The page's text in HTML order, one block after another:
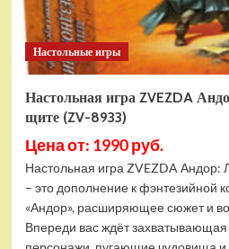
Настольные игры
Настольная игра ZVEZDA
щите (ZV-8933)
Цена от: 1990 руб.
Настольная игра ZVEZDA Андор:
– это дополнение к фэнтезийной
«Андор», расширяющее сюжет и
Впереди вас ждёт